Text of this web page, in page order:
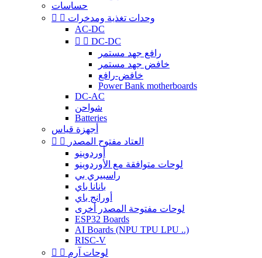
حساسات
  وحدات تغذية ومدخرات
AC-DC
  DC-DC
رافع جهد مستمر
خافض جهد مستمر
خافض-رافع
Power Bank motherboards
DC-AC
شواحن
Batteries
أجهزة قياس
 
العتاد مفتوح المصدر
أوردوينو
لوحات متوافقة مع الأوردوينو
راسبيري بي
بانانا باي
أورانج باي
لوحات مفتوحة المصدر أخرى
ESP32 Boards
AI Boards (NPU TPU LPU ..)
RISC-V
  لوحات آرم